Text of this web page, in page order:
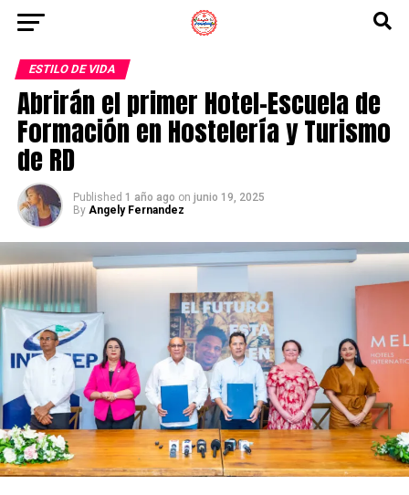
ESTILO DE VIDA
Abrirán el primer Hotel-Escuela de
Formación en Hostelería y Turismo
de RD
Published 1 año ago on junio 19, 2025
By Angely Fernandez